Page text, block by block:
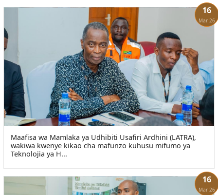
16
Mar 26
Maafisa wa Mamlaka ya Udhibiti Usafiri Ardhini (LATRA),
wakiwa kwenye kikao cha mafunzo kuhusu mifumo ya
Teknolojia ya H...
16
Mar 26